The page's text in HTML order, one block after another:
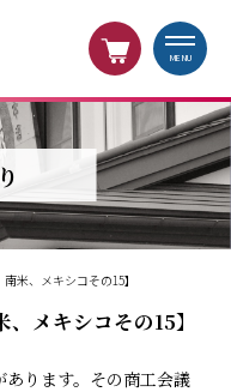
MENU
米、メキシコその15】
メキシコその15】
あります。その商工会議